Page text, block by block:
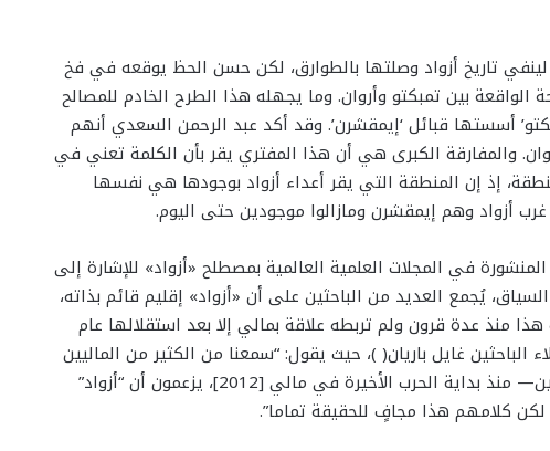
تاريخ أزواد وصلتها بالطوارق، لكن حسن الحظ يوقعه في فخ
بين تمبكتو وأروان. وما يجهله هذا الطرح الخادم للمصالح
أسستها قبائل ‘إيمقشرن’. وقد أكد عبد الرحمن السعدي أنهم
والمفارقة الكبرى هي أن هذا المفتري يقر بأن الكلمة تعني في
إذ إن المنطقة التي يقر أعداء أزواد بوجودها هي نفسها
أزواد وهم إيمقشرن ومازالوا موجودين حتى اليوم.
المنشورة في المجلات العلمية العالمية بمصطلح «أزواد» للإشارة إلى
يُجمع العديد من الباحثين على أن «أزواد» إقليم قائم بذاته،
منذ عدة قرون ولم تربطه علاقة بمالي إلا بعد استقلالها عام
الباحثين غايل باريان( )، حيث يقول: “سمعنا من الكثير من الماليين
—سواء كانوا أنثروبولوجيين أو سياسيين وأكاديميين— منذ بداية الحرب الأخيرة في مالي [2012]، يزعمون أن “أزواد”
كلامهم هذا مجافٍ للحقيقة تماما”.